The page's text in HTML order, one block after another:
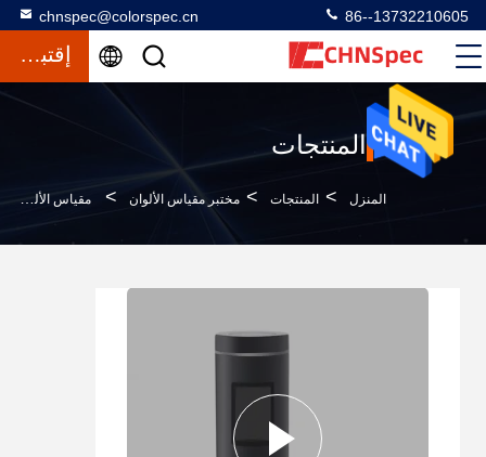
chnspec@colorspec.cn 86--13732210605
إقتباس
المنتجات
المنزل > المنتجات > مختبر مقياس الألوان > مقياس الألوان المحمول للهاتف المحمول APP بناء في RAL NCS Pantone